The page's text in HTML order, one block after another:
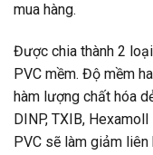
mua hàng.
Được chia thành 2
PVC mềm. Độ mềm
hàm lượng chất hóa
DINP, TXIB,
PVC sẽ làm giảm